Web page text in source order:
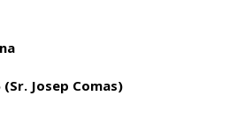
Josep Comas)